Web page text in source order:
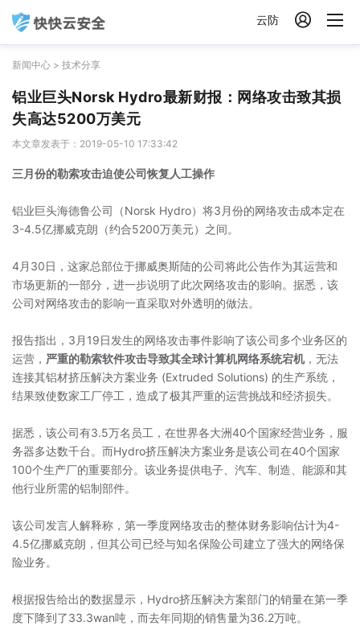
云防 
新闻中心 > 技术分享
铝业巨头Norsk Hydro最新财报：网络攻击致其损
失高达5200万美元
本文章发表于：2019-05-10 17:33:42
三月份的勒索攻击迫使公司恢复人工操作
铝业巨头海德鲁公司（Norsk Hydro）将3月份的网络攻击成本定在
3-4.5亿挪威克朗（约合5200万美元）之间。
4月30日，这家总部位于挪威奥斯陆的公司将此公告作为其运营和
市场更新的一部分，进一步说明了此次网络攻击的影响。据悉，该
公司对网络攻击的影响一直采取对外透明的做法。
报告指出，3月19日发生的网络攻击事件影响了该公司多个业务区的
运营， 严重的勒索软件攻击导致其全球计算机网络系统宕机，无法
连接其铝材挤压解决方案业务 (Extruded Solutions) 的生产系统，
结果致使数家工厂停工，造成了极其严重的运营挑战和经济损失。
据悉，该公司有3.5万名员工，在世界各大洲40个国家经营业务，服
务器多达数千台。而Hydro挤压解决方案业务是该公司在40个国家
100个生产厂的重要部分。该业务提供电子、汽车、制造、能源和其
他行业所需的铝制部件。
该公司发言人解释称，第一季度网络攻击的整体财务影响估计为4-
4.5亿挪威克朗，但其公司已经与知名保险公司建立了强大的网络保
险业务。
根据报告给出的数据显示，Hydro挤压解决方案部门的销量在第一季
度下降到了33.3wan吨，而去年同期的销售量为36.2万吨。